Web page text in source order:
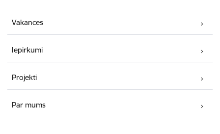
Vakances
Iepirkumi
Projekti
Par mums